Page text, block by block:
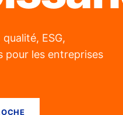
ESG,
pour les entreprises